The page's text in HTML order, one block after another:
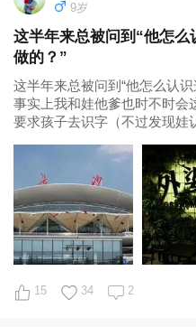
9岁
这半年来总被问到“他怎
做的？”
这半年来总被问到“他怎么认
事实上我和娃他爹也时不时会
要求孩子去识字（不过发现娃
跟那些鸡娃界响当当的教材（
600字》之类...
15 34 2